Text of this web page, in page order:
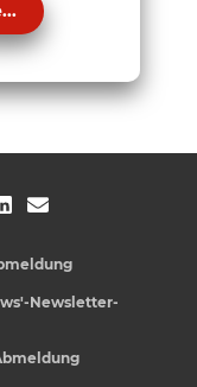
Newsletter-